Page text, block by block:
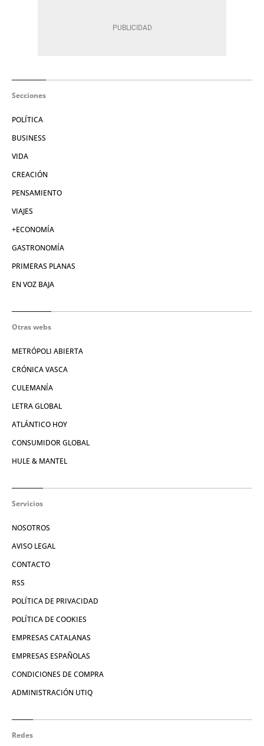
Secciones
POLÍTICA
BUSINESS
VIDA
CREACIÓN
PENSAMIENTO
VIAJES
+ECONOMÍA
GASTRONOMÍA
PRIMERAS PLANAS
EN VOZ BAJA
Otras webs
METRÓPOLI ABIERTA
CRÓNICA VASCA
CULEMANÍA
LETRA GLOBAL
ATLÁNTICO HOY
CONSUMIDOR GLOBAL
HULE & MANTEL
Servicios
NOSOTROS
AVISO LEGAL
CONTACTO
RSS
POLÍTICA DE PRIVACIDAD
POLÍTICA DE COOKIES
EMPRESAS CATALANAS
EMPRESAS ESPAÑOLAS
CONDICIONES DE COMPRA
ADMINISTRACIÓN UTIQ
Redes